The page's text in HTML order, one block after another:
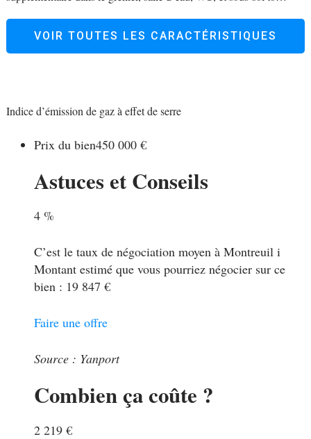
VOIR TOUTES LES CARACTÉRISTIQUES
Indice d’émission de gaz à effet de serre
Prix du bien450 000 €
Astuces et Conseils
4 %
C’est le taux de négociation moyen à Montreuil i
Montant estimé que vous pourriez négocier sur ce
bien : 19 847 €
Faire une offre
Source : Yanport
Combien ça coûte ?
2 219 €